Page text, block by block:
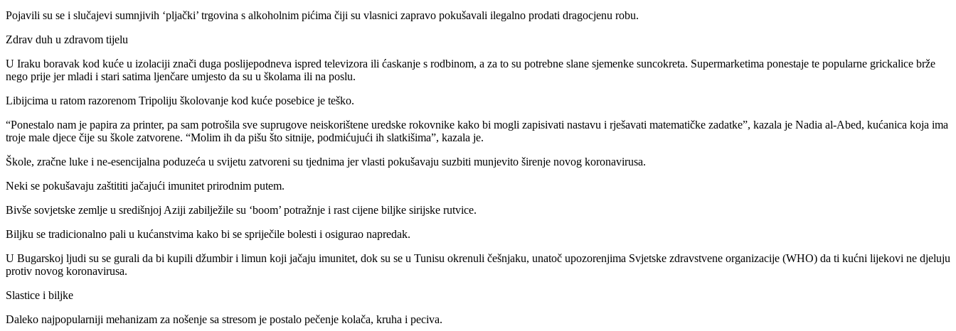
Pojavili su se i slučajevi sumnjivih ‘pljački’ trgovina s alkoholnim pićima čiji su vlasnici zapravo pokušavali ilegalno prodati dragocjenu robu.
Zdrav duh u zdravom tijelu
U Iraku boravak kod kuće u izolaciji znači duga poslijepodneva ispred televizora ili ćaskanje s rodbinom, a za to su potrebne slane sjemenke suncokreta. Supermarketima ponestaje te popularne grickalice brže
nego prije jer mladi i stari satima ljenčare umjesto da su u školama ili na poslu.
Libijcima u ratom razorenom Tripoliju školovanje kod kuće posebice je teško.
“Ponestalo nam je papira za printer, pa sam potrošila sve suprugove neiskorištene uredske rokovnike kako bi mogli zapisivati nastavu i rješavati matematičke zadatke”, kazala je Nadia al-Abed, kućanica koja ima
troje male djece čije su škole zatvorene. “Molim ih da pišu što sitnije, podmićujući ih slatkišima”, kazala je.
Škole, zračne luke i ne-esencijalna poduzeća u svijetu zatvoreni su tjednima jer vlasti pokušavaju suzbiti munjevito širenje novog koronavirusa.
Neki se pokušavaju zaštititi jačajući imunitet prirodnim putem.
Bivše sovjetske zemlje u središnjoj Aziji zabilježile su ‘boom’ potražnje i rast cijene biljke sirijske rutvice.
Biljku se tradicionalno pali u kućanstvima kako bi se spriječile bolesti i osigurao napredak.
U Bugarskoj ljudi su se gurali da bi kupili džumbir i limun koji jačaju imunitet, dok su se u Tunisu okrenuli češnjaku, unatoč upozorenjima Svjetske zdravstvene organizacije (WHO) da ti kućni lijekovi ne djeluju
protiv novog koronavirusa.
Slastice i biljke
Daleko najpopularniji mehanizam za nošenje sa stresom je postalo pečenje kolača, kruha i peciva.